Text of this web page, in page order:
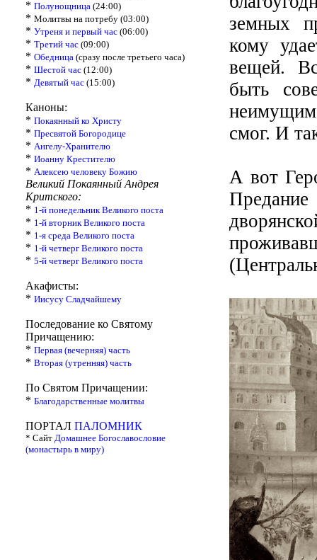
* Полунощница (24:00)
* Молитвы на потребу (03:00)
* Утреня и первый час (06:00)
* Третий час (09:00)
* Обедница (сразу после третьего часа)
* Шестой час (12:00)
* Девятый час (15:00)
Каноны:
* Покаянный ко Христу
* Пресвятой Богородице
* Ангелу-Хранителю
* Иоанну Крестителю
* Алексею человеку Божию
Великий Покаянный Андрея
Критского:
* 1-й понедельник Великого поста
* 1-й вторник Великого поста
* 1-я среда Великого поста
* 1-й четверг Великого поста
* 5-й четверг Великого поста
Акафисты:
* Иисусу Сладчайшему
Последование ко Святому
Причащению:
* Первая (вечерняя) часть
* Вторая (утренняя) часть
По Святом Причащении:
* Благодарственные молитвы
ПОРТАЛ ПАЛОМНИК
* Сайт Домашнее Богославословие
(монастырь в миру)
земных
кому
вещей.
быть
смог. И
А вот